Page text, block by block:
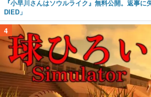
『小早川さんはソウルライク』無料公開。返事に
DIED」
4